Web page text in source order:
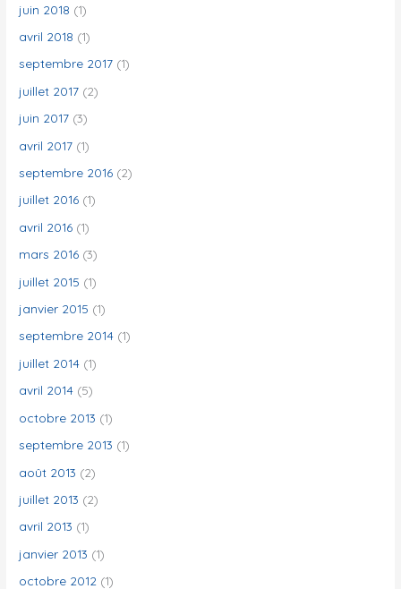
juin 2018 (1)
avril 2018 (1)
septembre 2017 (1)
juillet 2017 (2)
juin 2017 (3)
avril 2017 (1)
septembre 2016 (2)
juillet 2016 (1)
avril 2016 (1)
mars 2016 (3)
juillet 2015 (1)
janvier 2015 (1)
septembre 2014 (1)
juillet 2014 (1)
avril 2014 (5)
octobre 2013 (1)
septembre 2013 (1)
août 2013 (2)
juillet 2013 (2)
avril 2013 (1)
janvier 2013 (1)
octobre 2012 (1)